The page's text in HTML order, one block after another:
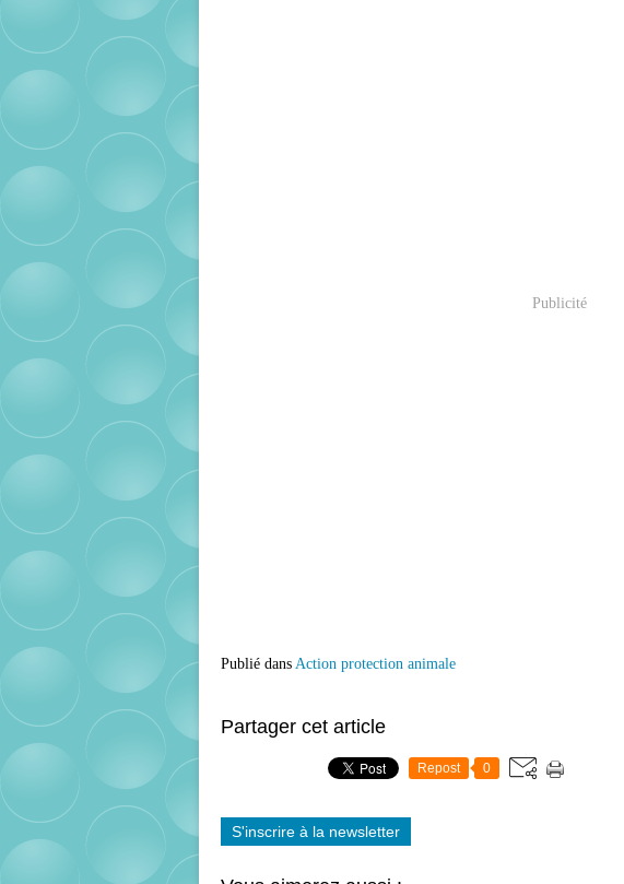
Publicité
Publié dans Action protection animale
Partager cet article
Repost 0
S'inscrire à la newsletter